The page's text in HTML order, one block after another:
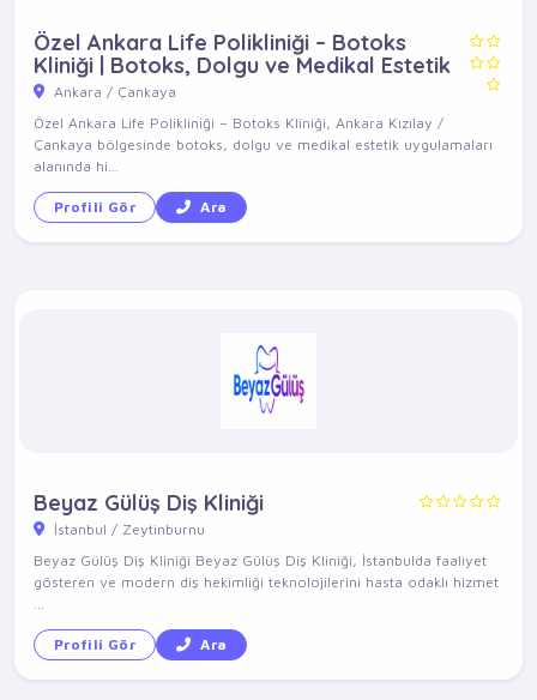
Özel Ankara Life Polikliniği – Botoks
Kliniği | Botoks, Dolgu ve Medikal Estetik
Ankara / Çankaya
Özel Ankara Life Polikliniği – Botoks Kliniği, Ankara Kızılay /
Çankaya bölgesinde botoks, dolgu ve medikal estetik uygulamaları
alanında hi...
Profili Gör Ara
Beyaz Gülüş Diş Kliniği
İstanbul / Zeytinburnu
Beyaz Gülüş Diş Kliniği Beyaz Gülüş Diş Kliniği, İstanbulda faaliyet
gösteren ve modern diş hekimliği teknolojilerini hasta odaklı hizmet
...
Profili Gör Ara